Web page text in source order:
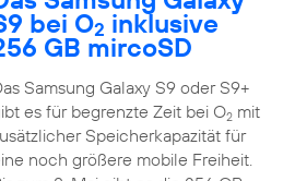
bei O2 inklusive
GB mircoSD
Samsung Galaxy S9 oder S9+
es für begrenzte Zeit bei O2mit
Speicherkapazität für
noch größere mobile Freiheit.